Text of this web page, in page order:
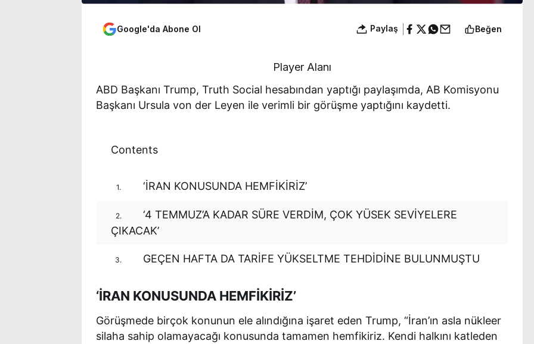
Google'da Abone Ol Paylaş Beğen
Player Alanı
ABD Başkanı Trump, Truth Social hesabından yaptığı paylaşımda, AB Komisyonu
Başkanı Ursula von der Leyen ile verimli bir görüşme yaptığını kaydetti.
Contents
1. ‘İRAN KONUSUNDA HEMFİKİRİZ’
2.
‘4 TEMMUZ’A KADAR SÜRE VERDİM, ÇOK YÜSEK SEVİYELERE
ÇIKACAK’
3. GEÇEN HAFTA DA TARİFE YÜKSELTME TEHDİDİNE BULUNMUŞTU
‘İRAN KONUSUNDA HEMFİKİRİZ’
Görüşmede birçok konunun ele alındığına işaret eden Trump, “İran’ın asla nükleer
silaha sahip olamayacağı konusunda tamamen hemfikiriz. Kendi halkını katleden